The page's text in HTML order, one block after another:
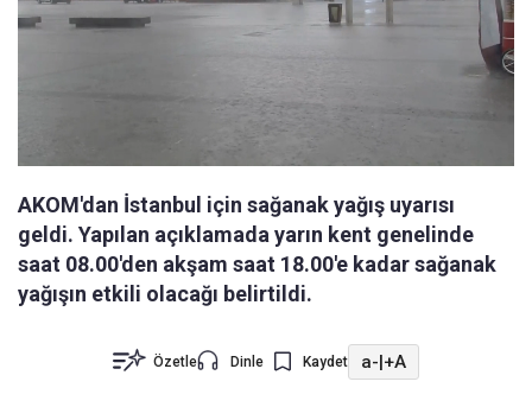
AKOM'dan İstanbul için sağanak yağış uyarısı
geldi. Yapılan açıklamada yarın kent genelinde
saat 08.00'den akşam saat 18.00'e kadar sağanak
yağışın etkili olacağı belirtildi.
Özetle Dinle Kaydet a-|+A